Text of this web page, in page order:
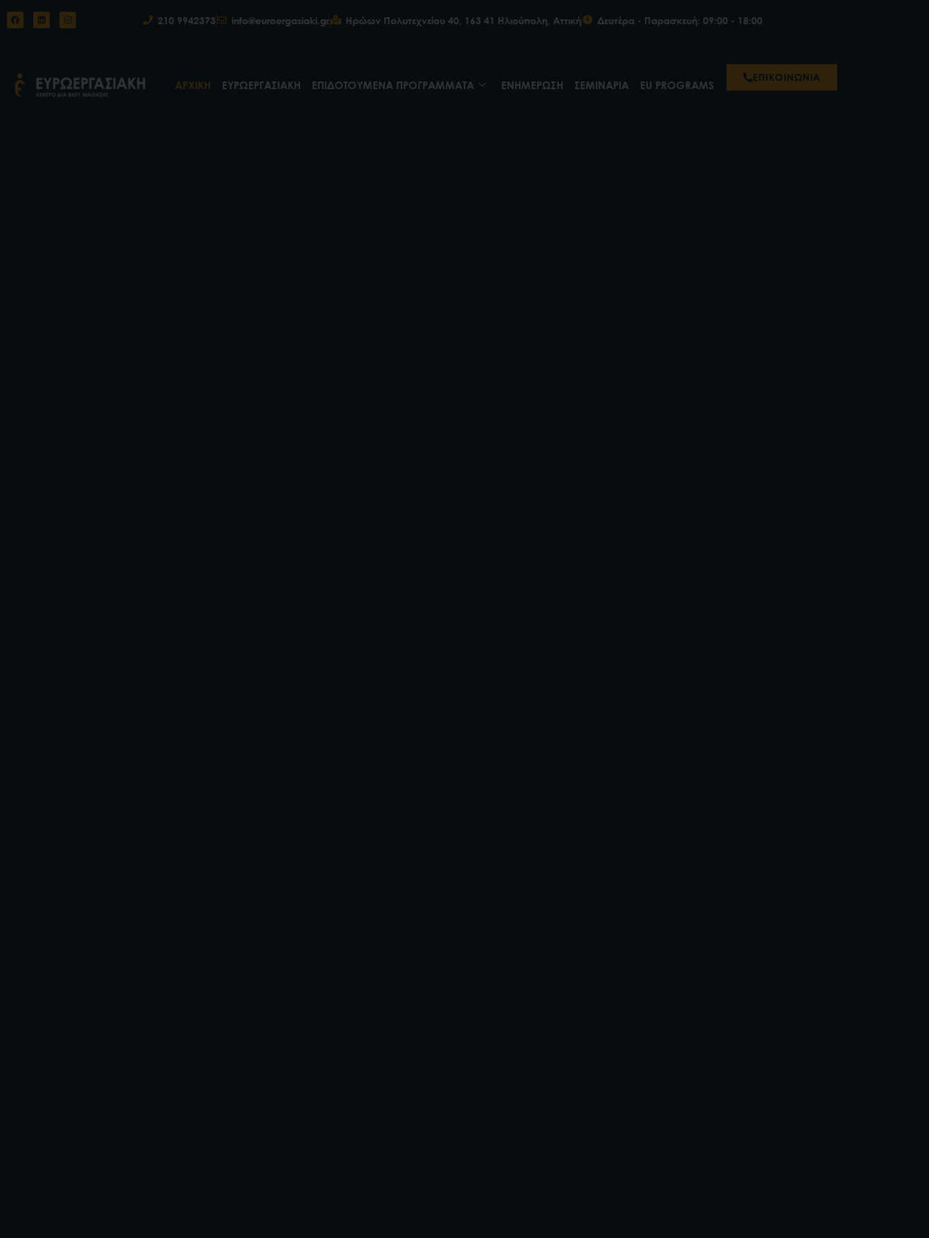
210 9942373 info@euroergasiaki.gr Ηρώων Πολυτεχνείου 40, 163 41 Ηλιούπολη, Αττική Δευτέρα - Παρασκευή: 09:00 - 18:00
ΑΡΧΙΚΗ ΕΥΡΩΕΡΓΑΣΙΑΚΗ ΕΠΙΔΟΤΟΥΜΕΝΑ ΠΡΟΓΡΑΜΜΑΤΑ ΕΝΗΜΕΡΩΣΗ ΣΕΜΙΝΑΡΙΑ EU PROGRAMS
ΕΠΙΚΟΙΝΩΝΙΑ